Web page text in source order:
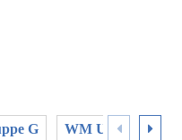
G WM U 21 Gruppe